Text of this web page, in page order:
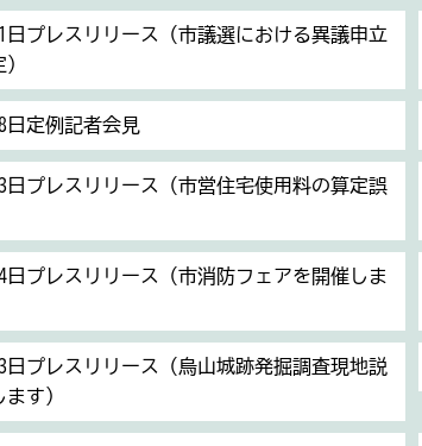
日プレスリリース（市議選における異議申立
日定例記者会見
日プレスリリース（市営住宅使用料の算定誤
日プレスリリース（市消防フェアを開催しま
日プレスリリース（烏山城跡発掘調査現地説
す）